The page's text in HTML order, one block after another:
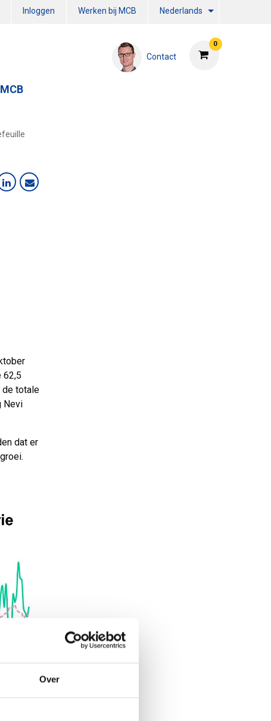
Over
Inloggen Werken bij MCB Nederlands
0
Contact
62,5
de totale
Nevi
dat er